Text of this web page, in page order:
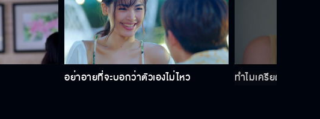
อย่าอายที่จะบอกว่าตัวเองไม่ไหว ทำไมเครียดแล้วต้อ